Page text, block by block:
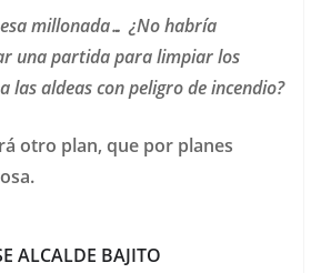
millonada… ¿No habría
una partida para limpiar los
las aldeas con peligro de incendio?
otro plan, que por planes
ALCALDE BAJITO